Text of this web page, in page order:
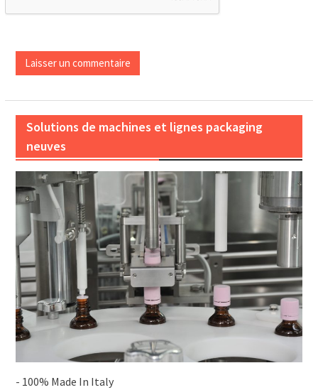
Solutions de machines et lignes packaging
neuves
- 100% Made In Italy